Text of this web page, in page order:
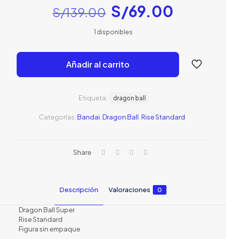
S/139.00 El
precio
original
era:
S/139.00.
S/69.00
es:
S/
1 disponibles
Añadir al carrito
Categorías:Bandai Dragon Ball Rise Standard
Etiqueta: dragon ball
Share
Descripción Valoraciones 0
Dragon Ball Super
Rise Standard
Figura sin empaque